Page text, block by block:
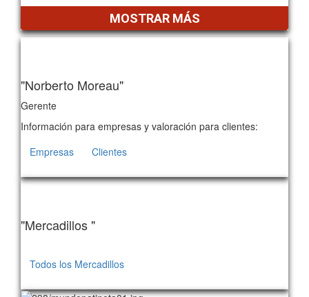
MOSTRAR MÁS
"Norberto Moreau"
Gerente
Información para empresas y valoración para clientes:
Empresas
Clientes
"Mercadillos "
Todos los Mercadillos